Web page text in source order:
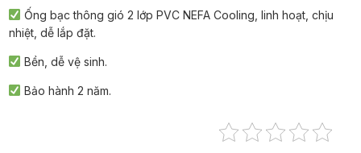
Ống bạc thông gió 2 lớp PVC NEFA Cooling, linh hoạt, chịu
nhiệt, dễ lắp đặt.
Bền, dễ vệ sinh.
Bảo hành 2 năm.